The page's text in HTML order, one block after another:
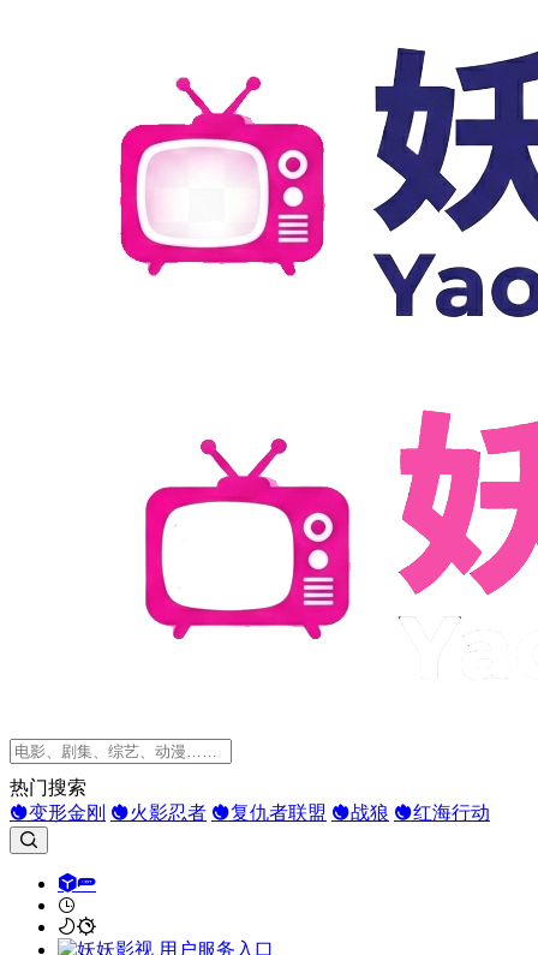
热门搜索
变形金刚
火影忍者 复仇者联盟 战狼 红海行动